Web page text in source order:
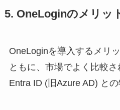
5. OneLoginのメリッ
OneLoginを導入するメリ
ともに、市場でよく比較
Entra ID (旧Azure AD) との